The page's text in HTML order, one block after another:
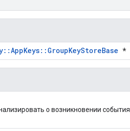
*
о возникновении события.